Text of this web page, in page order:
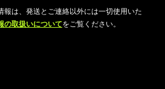
報は、発送とご連絡以外には一切使用いた
の取扱いについてをご覧ください。